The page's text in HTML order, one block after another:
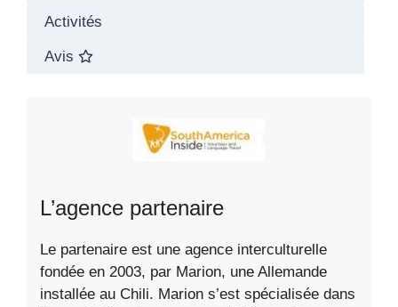
Activités
Avis
L’agence partenaire
Le partenaire est une agence interculturelle
fondée en 2003, par Marion, une Allemande
installée au Chili. Marion s’est spécialisée dans